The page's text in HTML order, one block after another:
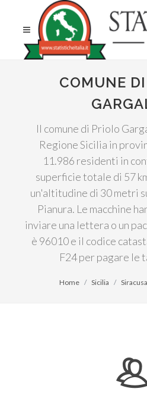
COMUNE
Il comune di Priolo
Regione Sicilia in
11.986 residenti in
superficie totale di 57
un'altitudine di 30 metri
Pianura. Le macchine
inviare una lettera o un
è 96010 e il codice
F24 per pagare le
Home Sicilia Siracusa